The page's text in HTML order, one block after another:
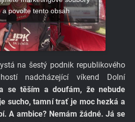
a povolte tento obsah
na šestý podnik republikového
nadcházející víkend Dolní
se těším a doufám, že nebude
sucho, tamní trať je moc hezká a
A ambice? Nemám žádné. Já se